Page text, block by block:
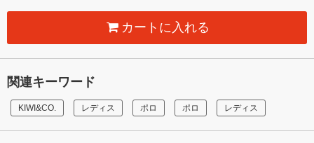
カートに入れる
関連キーワード
KIWI&CO. レディス ポロ ポロ レディス